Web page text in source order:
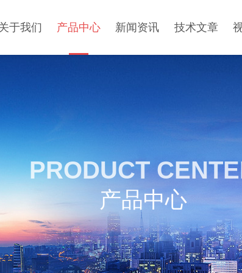
于我们 产品中心 新闻资讯 技术文章
PRODUCT
产品中心